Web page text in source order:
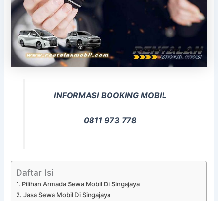
INFORMASI BOOKING MOBIL
0811 973 778
Daftar Isi
Pilihan Armada Sewa Mobil Di Singajaya
Jasa Sewa Mobil Di Singajaya